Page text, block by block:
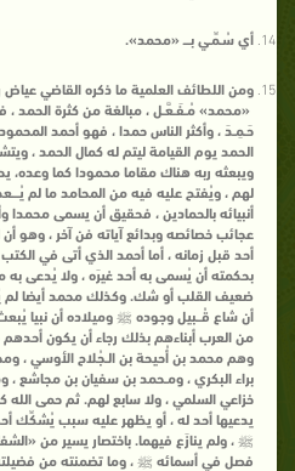
أي سُـمِّـي بـــ «محمد».
ومن اللطائف العلمية ما ذكره القاضي عياض
«محمد» مُـفَـعَّـل ، مبالغة من كثرة
حَـمِـدَ ، وأكثر الناس حمدا ، فهو أحمد
الحمد يوم القيامة ليتم له كمال الحمد ،
ويبعثه ربه هناك مقاما محمودا كما وعده،
لهم ، ويُفتح عليه فيه من المحامد ما لم
أنبيائه بالحمادين ، فحقيق أن يسمى
عجائب خصائصه وبدائع آياته فن آخر ، وهو
أحد قبل زمانه ، أما أحمد الذي أتى في الكتب
بحكمته أن يُسمى به أحد غيرَه ، ولا يُدعى
ضعيف القلب أو شك. وكذلك محمد أيضا لم
أن شاع قُــبيل وجوده ﷺ وميلاده أن نبيا
من العرب أبناءهم بذلك رجاء أن يكون
وهم محمد بن أُحيحة بن الـجُلاح الأوسي ،
براء البكري ، ومـحمد بن سفيان بن مجاشع
خزاعي السلمي ، ولا سابع لهم. ثم حمى
يدعيها أحد له ، أو يظهر عليه سبب يُشكِّك
ﷺ ، ولم ينازَع فيهما. باختصار يسير من
فصل في أسمائه ﷺ ، وما تضمنته من